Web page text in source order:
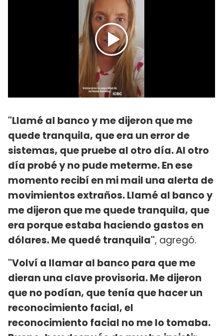
"Llamé al banco y me dijeron que me
quede tranquila, que era un error de
sistemas, que pruebe al otro día. Al otro
día probé y no pude meterme. En ese
momento recibí en mi mail una alerta de
movimientos extraños. Llamé al banco y
me dijeron que me quede tranquila, que
era porque estaba haciendo gastos en
dólares. Me quedé tranquila", agregó.
"Volví a llamar al banco para que me
dieran una clave provisoria. Me dijeron
que no podían, que tenía que hacer un
reconocimiento facial, el
reconocimiento facial no me lo tomaba.